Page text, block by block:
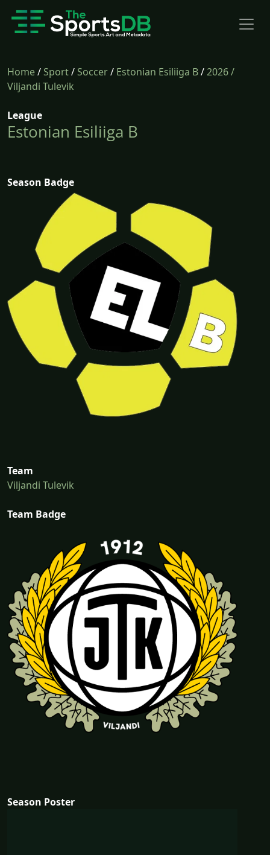
Home/Sport/Soccer/ Estonian Esiliiga B/2026/
Viljandi Tulevik
League
Estonian Esiliiga B
Season Badge
Team
Viljandi Tulevik
Team Badge
Season Poster